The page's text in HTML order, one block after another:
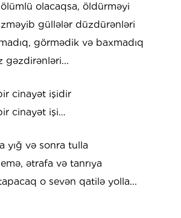
olacaqsa, öldürməyi
güllələr düzdürənləri
görmədik və baxmadıq
gəzdirənləri...
cinayət işidir
cinayət işi…
yığ və sonra tulla
ətrafa və tanrıya
o sevən qatilə yolla...